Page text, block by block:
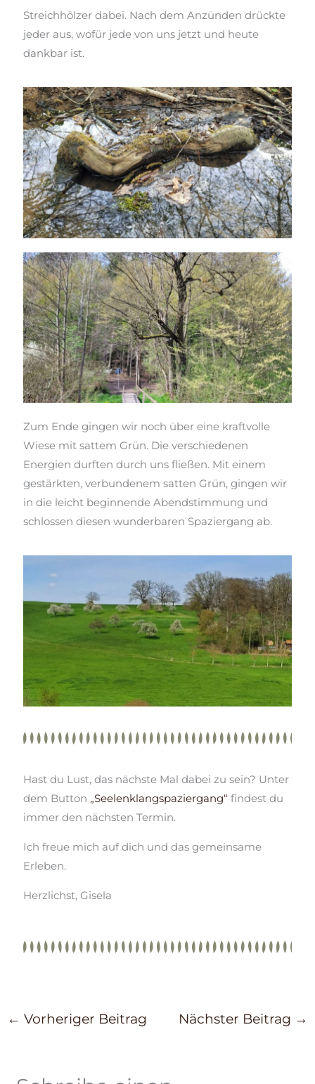
Streichhölzer dabei. Nach dem Anzünden drückte
jeder aus, wofür jede von uns jetzt und heute
dankbar ist.
Zum Ende gingen wir noch über eine kraftvolle
Wiese mit sattem Grün. Die verschiedenen
Energien durften durch uns fließen. Mit einem
gestärkten, verbundenem satten Grün, gingen wir
in die leicht beginnende Abendstimmung und
schlossen diesen wunderbaren Spaziergang ab.
Hast du Lust, das nächste Mal dabei zu sein? Unter
dem Button „Seelenklangspaziergang“ findest du
immer den nächsten Termin.
Ich freue mich auf dich und das gemeinsame
Erleben.
Herzlichst, Gisela
← Vorheriger Beitrag Nächster Beitrag →